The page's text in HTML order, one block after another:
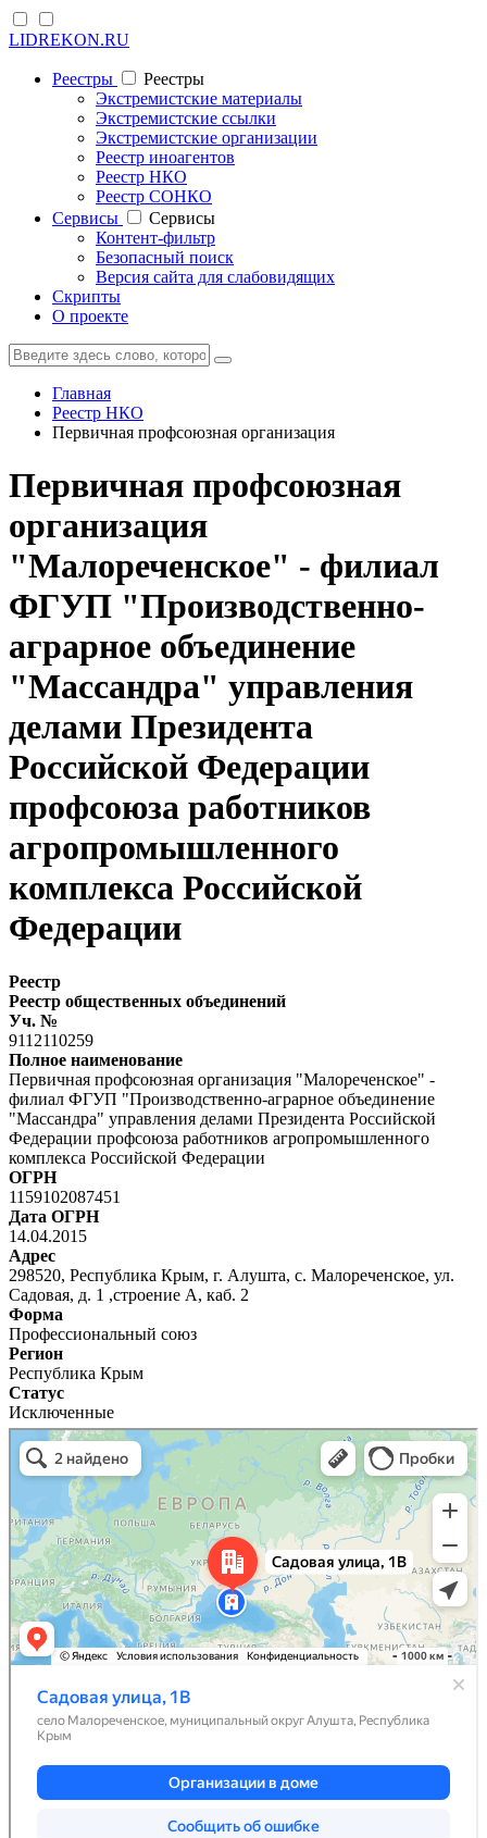
LIDREKON.RU
Реестры
Реестры
Экстремистские материалы
Экстремистские ссылки
Экстремистские организации
Реестр иноагентов
Реестр НКО
Реестр СОНКО
Cервисы
Cервисы
Контент-фильтр
Безопасный поиск
Версия сайта для слабовидящих
Скрипты
О проекте
Главная
Реестр НКО
Первичная профсоюзная организация
Первичная профсоюзная
организация
"Малореченское" - филиал
ФГУП "Производственно-
аграрное объединение
"Массандра" управления
делами Президента
Российской Федерации
профсоюза работников
агропромышленного
комплекса Российской
Федерации
Реестр
Реестр общественных объединений
Уч. №
9112110259
Полное наименование
Первичная профсоюзная организация "Малореченское" -
филиал ФГУП "Производственно-аграрное объединение
"Массандра" управления делами Президента Российской
Федерации профсоюза работников агропромышленного
комплекса Российской Федерации
ОГРН
1159102087451
Дата ОГРН
14.04.2015
Адрес
298520, Республика Крым, г. Алушта, с. Малореченское, ул.
Садовая, д. 1 ,строение А, каб. 2
Форма
Профессиональный союз
Регион
Республика Крым
Статус
Исключенные